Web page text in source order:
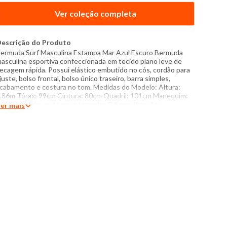
Ver coleção completa
do Produto
Surf Masculina Estampa Mar Azul Escuro Bermuda
esportiva confeccionada em tecido plano leve de
rápida. Possui elástico embutido no cós, cordão para
bolso frontal, bolso único traseiro, barra simples,
e costura no tom. Medidas do Modelo: Altura:
Tórax: 99cm Cintura: 80cm Quadril: 101cm Manequim:
42 Modelo veste peça tamanho G Especificações: -
mais